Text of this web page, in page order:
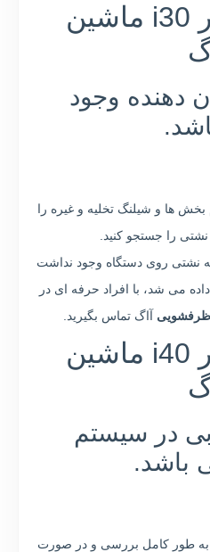
کد خطا و ارور i30 ماشین
دهنده وجود
بخش ها و شیلنگ تخلیه و غیره را
را جستجو کنید.
نشتی روی دستگاه وجود نداشت
می شد، با افراد حرفه ای در
ظرفشویی آاگ تماس بگیرید.
کد خطا و ارور i40 ماشین
در سیستم
باشد.
به طور کامل بررسی و در صورت